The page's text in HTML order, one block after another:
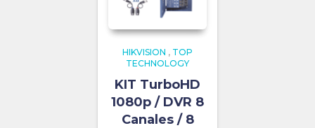
HIKVISION , TOP
TECHNOLOGY
KIT TurboHD
1080p / DVR 8
Canales / 8